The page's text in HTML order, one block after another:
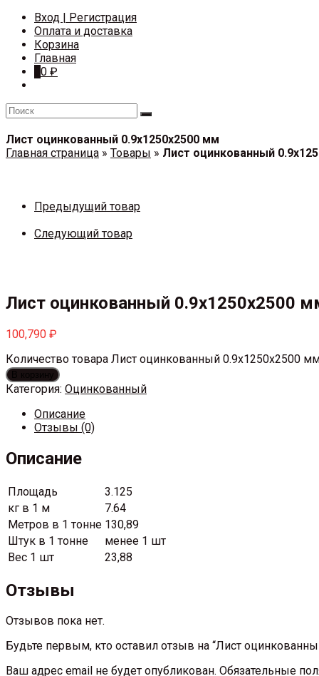
Вход | Регистрация
Оплата и доставка
Корзина
Главная
0 ₽
Лист оцинкованный 0.9х1250х2500 мм
Главная страница » Товары » Лист оцинкованный
Предыдущий товар
Следующий товар
Лист оцинкованный 0.9х1250х2500
100,790 ₽
Количество товара Лист оцинкованный 0.9х1250х2500
В корзину
Категория: Оцинкованный
Описание
Отзывы (0)
Описание
Площадь
3.125
кг в 1 м
7.64
Метров в 1 тонне 130,89
Штук в 1 тонне
менее 1 шт
Вес 1 шт
23,88
Отзывы
Отзывов пока нет.
Будьте первым, кто оставил отзыв на “Лист
Ваш адрес email не будет опубликован. Обязательные